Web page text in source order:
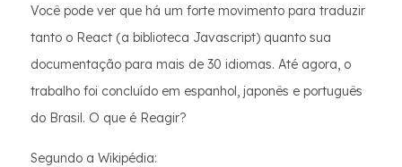
Você pode ver que há um forte movimento para traduzir
tanto o React (a biblioteca Javascript) quanto sua
documentação para mais de 30 idiomas. Até agora, o
trabalho foi concluído em espanhol, japonês e português
do Brasil. O que é Reagir?
Segundo a Wikipédia: